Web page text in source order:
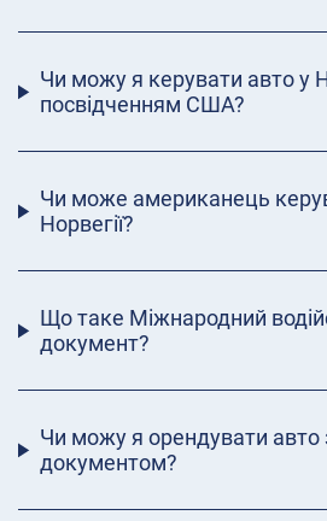
Чи можу я керувати авто у
посвідченням США?
Чи може американець
Норвегії?
Що таке Міжнародний
документ?
Чи можу я орендувати авто
документом?